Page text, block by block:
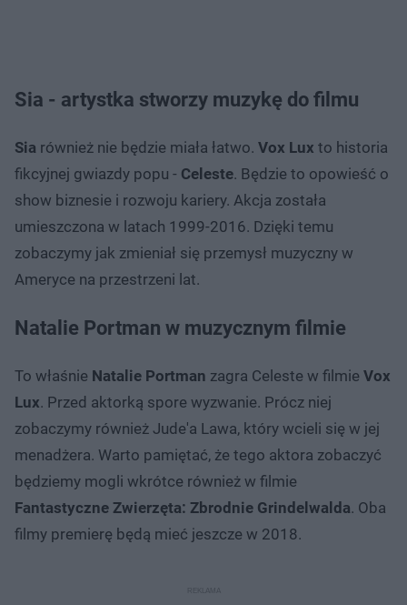
Sia - artystka stworzy muzykę do filmu
Sia również nie będzie miała łatwo. Vox Lux to historia
fikcyjnej gwiazdy popu - Celeste. Będzie to opowieść o
show biznesie i rozwoju kariery. Akcja została
umieszczona w latach 1999-2016. Dzięki temu
zobaczymy jak zmieniał się przemysł muzyczny w
Ameryce na przestrzeni lat.
Natalie Portman w muzycznym filmie
To właśnie Natalie Portman zagra Celeste w filmie Vox
Lux. Przed aktorką spore wyzwanie. Prócz niej
zobaczymy również Jude'a Lawa, który wcieli się w jej
menadżera. Warto pamiętać, że tego aktora zobaczyć
będziemy mogli wkrótce również w filmie
Fantastyczne Zwierzęta: Zbrodnie Grindelwalda. Oba
filmy premierę będą mieć jeszcze w 2018.